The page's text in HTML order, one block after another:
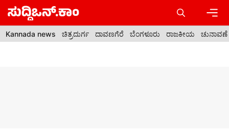
Skip
content
Kannada news ಚಿತ್ರದುರ್ಗ ದಾವಣಗೆರೆ ಬೆಂಗಳೂರು ರಾಜಕೀಯ ಚುನಾವಣೆ